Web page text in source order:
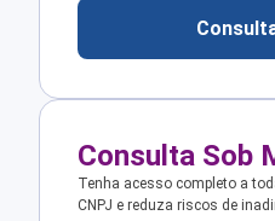
Consulta Sob
Tenha acesso completo a
CNPJ e reduza riscos de